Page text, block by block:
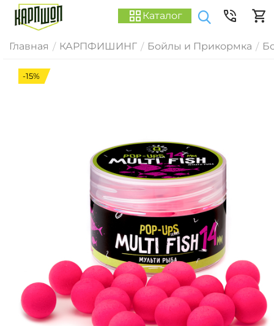
Каталог
Главная / КАРПФИШИНГ / Бойлы и Прикормка /
-15%